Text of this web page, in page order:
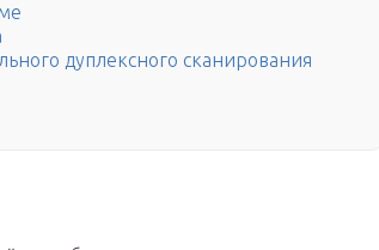
дуплексного сканирования